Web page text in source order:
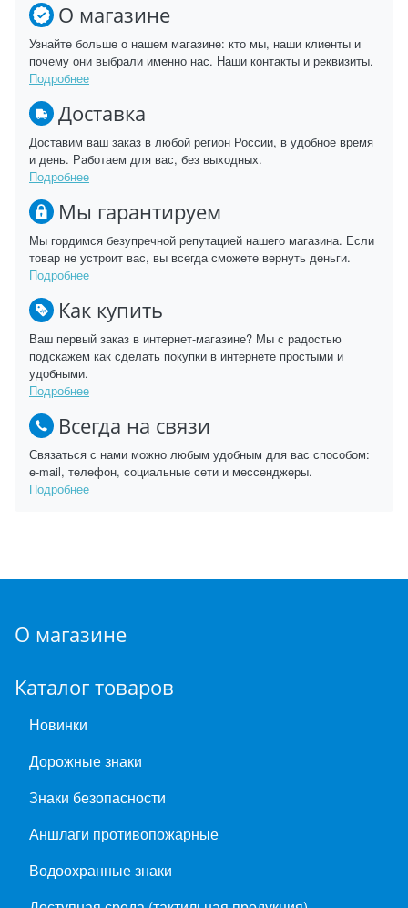
О магазине
Узнайте больше о нашем магазине: кто мы, наши клиенты и
почему они выбрали именно нас. Наши контакты и реквизиты.
Подробнее
Доставка
Доставим ваш заказ в любой регион России, в удобное время
и день. Работаем для вас, без выходных.
Подробнее
Мы гарантируем
Мы гордимся безупречной репутацией нашего магазина. Если
товар не устроит вас, вы всегда сможете вернуть деньги.
Подробнее
Как купить
Ваш первый заказ в интернет-магазине? Мы с радостью
подскажем как сделать покупки в интернете простыми и
удобными.
Подробнее
Всегда на связи
Связаться с нами можно любым удобным для вас способом:
e-mail, телефон, социальные сети и мессенджеры.
Подробнее
О магазине
Каталог товаров
Новинки
Дорожные знаки
Знаки безопасности
Аншлаги противопожарные
Водоохранные знаки